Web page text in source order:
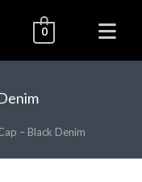
0
– Black Denim